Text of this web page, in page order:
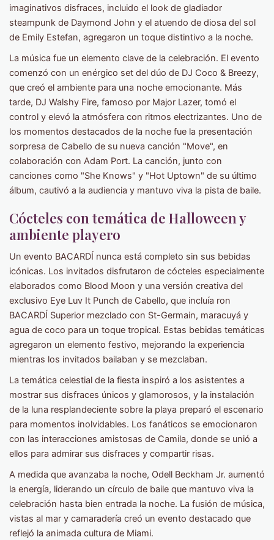
imaginativos disfraces, incluido el look de gladiador
steampunk de Daymond John y el atuendo de diosa del sol
de Emily Estefan, agregaron un toque distintivo a la noche.
La música fue un elemento clave de la celebración. El evento
comenzó con un enérgico set del dúo de DJ Coco & Breezy,
que creó el ambiente para una noche emocionante. Más
tarde, DJ Walshy Fire, famoso por Major Lazer, tomó el
control y elevó la atmósfera con ritmos electrizantes. Uno de
los momentos destacados de la noche fue la presentación
sorpresa de Cabello de su nueva canción "Move", en
colaboración con Adam Port. La canción, junto con
canciones como "She Knows" y "Hot Uptown" de su último
álbum, cautivó a la audiencia y mantuvo viva la pista de baile.
Cócteles con temática de Halloween y
ambiente playero
Un evento BACARDÍ nunca está completo sin sus bebidas
icónicas. Los invitados disfrutaron de cócteles especialmente
elaborados como Blood Moon y una versión creativa del
exclusivo Eye Luv It Punch de Cabello, que incluía ron
BACARDÍ Superior mezclado con St-Germain, maracuyá y
agua de coco para un toque tropical. Estas bebidas temáticas
agregaron un elemento festivo, mejorando la experiencia
mientras los invitados bailaban y se mezclaban.
La temática celestial de la fiesta inspiró a los asistentes a
mostrar sus disfraces únicos y glamorosos, y la instalación
de la luna resplandeciente sobre la playa preparó el escenario
para momentos inolvidables. Los fanáticos se emocionaron
con las interacciones amistosas de Camila, donde se unió a
ellos para admirar sus disfraces y compartir risas.
A medida que avanzaba la noche, Odell Beckham Jr. aumentó
la energía, liderando un círculo de baile que mantuvo viva la
celebración hasta bien entrada la noche. La fusión de música,
vistas al mar y camaradería creó un evento destacado que
reflejó la animada cultura de Miami.